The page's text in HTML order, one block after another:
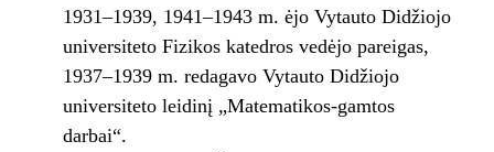
1931–1939, 1941–1943 m. ėjo Vytauto Didžiojo
universiteto Fizikos katedros vedėjo pareigas,
1937–1939 m. redagavo Vytauto Didžiojo
universiteto leidinį „Matematikos-gamtos
darbai“.